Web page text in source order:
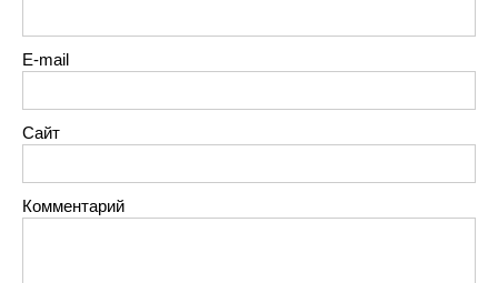
E-mail
Сайт
Комментарий